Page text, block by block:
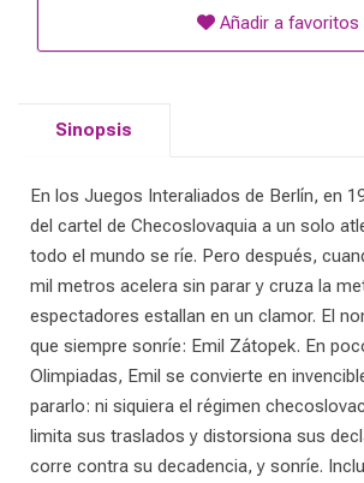
Añadir a favoritos
Sinopsis
En los Juegos Interaliados de Berlín, en
del cartel de Checoslovaquia a un solo
todo el mundo se ríe. Pero después,
mil metros acelera sin parar y cruza la
espectadores estallan en un clamor. El
que siempre sonríe: Emil Zátopek. En
Olimpiadas, Emil se convierte en
pararlo: ni siquiera el régimen
limita sus traslados y distorsiona sus
corre contra su decadencia, y sonríe.